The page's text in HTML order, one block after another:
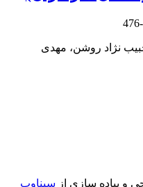
نژاد روشن، مهدی
و پیاده سازی از سیناوب